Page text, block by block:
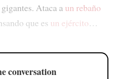
Ataca a un rebaño
que es un ejército…
conversation